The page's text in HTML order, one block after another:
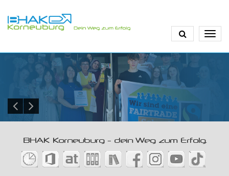
zum
Inhalt
BHAK Korneuburg - dein Weg zum Erfolg.